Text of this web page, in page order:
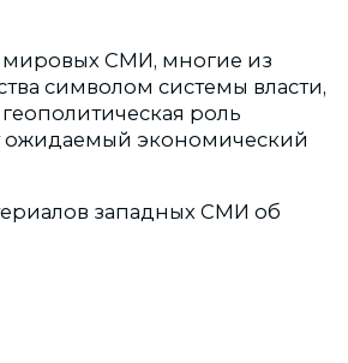
мировых СМИ, многие из
символом системы власти,
роль
ожидаемый экономический
западных СМИ об